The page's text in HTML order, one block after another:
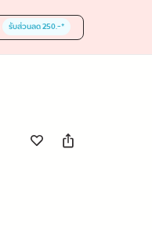
รับส่วนลด 250.-*
ซื้อเลย